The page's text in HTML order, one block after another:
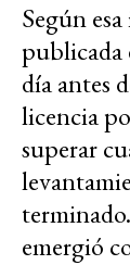
Según
día antes
licencia
superar
emergió